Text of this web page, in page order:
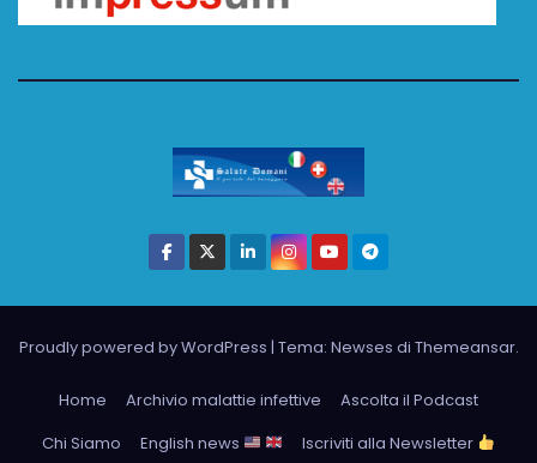
Proudly powered by WordPress | Tema: Newses di Themeansar.
Home Archivio malattie infettive
Ascolta il Podcast
Chi Siamo
English news
Iscriviti alla Newsletter